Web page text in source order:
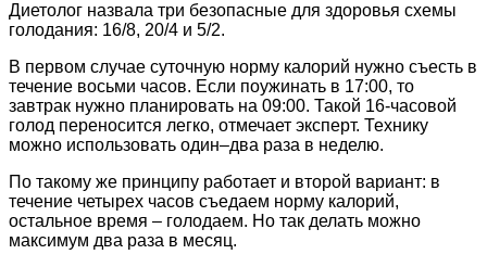
Диетолог назвала три безопасные для здоровья схемы
голодания: 16/8, 20/4 и 5/2.
В первом случае суточную норму калорий нужно съесть в
течение восьми часов. Если поужинать в 17:00, то
завтрак нужно планировать на 09:00. Такой 16-часовой
голод переносится легко, отмечает эксперт. Технику
можно использовать один–два раза в неделю.
По такому же принципу работает и второй вариант: в
течение четырех часов съедаем норму калорий,
остальное время – голодаем. Но так делать можно
максимум два раза в месяц.